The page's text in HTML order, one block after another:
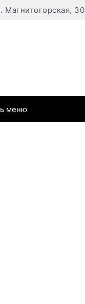
Магнитогорская, 30
меню